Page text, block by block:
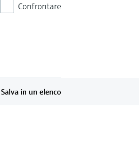
Confrontare
Salva in un elenco